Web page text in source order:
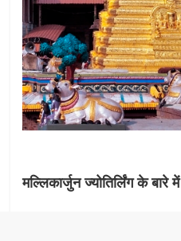
मल्लिकार्जुन ज्योतिर्लिंग के बारे में